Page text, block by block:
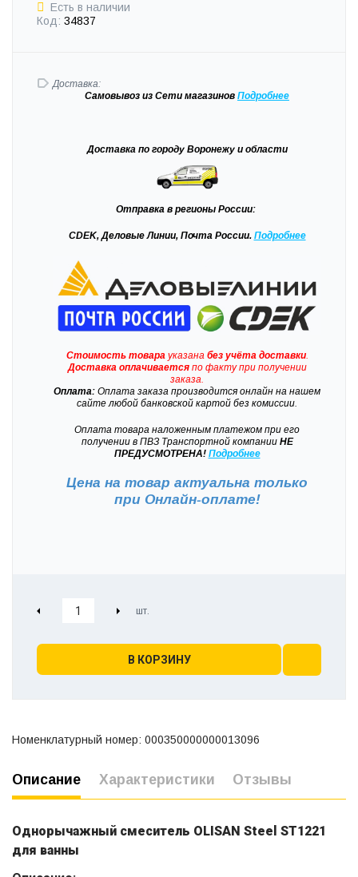
Есть в наличии
Код: 34837
Доставка:
Самовывоз из Сети магазинов Подробнее
Доставка по городу Воронежу и области
Отправка в регионы России:
CDEK, Деловые Линии, Почта России. Подробнее
Стоимость товарауказана без учёта доставки.
Доставкаоплачиваетсяпо факту при получении
заказа.
Оплата: Оплата заказа производится онлайн на нашем
сайте любой банковской картой без комиссии.
Оплата товара наложенным платежом при его
получении в ПВЗ Транспортной компанииНЕ
ПРЕДУСМОТРЕНА! Подробнее
Цена на товар актуальна только
при Онлайн-оплате!
В КОРЗИНУ
Номенклатурный номер: 000350000000013096
Описание Характеристики Отзывы
Однорычажный смеситель OLISAN Steel ST1221
для ванны